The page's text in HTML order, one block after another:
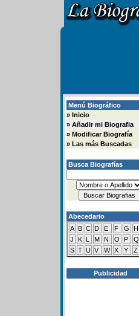
Menú Biográfico
» Inicio
» Añadir mi Biografia
» Modificar Biografía
» Las más Buscadas
Busca Biografías
Abecedario
A B C D E F G H
J
K L M N O P Q
S T U V W X Y Z
Publicidad